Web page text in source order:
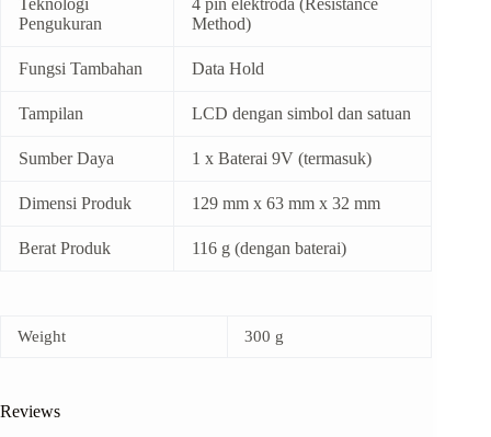
Teknologi
Pengukuran
4 pin elektroda (Resistance
Method)
Fungsi Tambahan Data Hold
Tampilan LCD dengan simbol dan satuan
Sumber Daya 1 x Baterai 9V (termasuk)
Dimensi Produk 129 mm x 63 mm x 32 mm
Berat Produk 116 g (dengan baterai)
Weight 300 g
Reviews